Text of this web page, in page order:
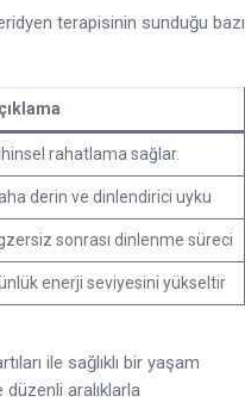
terapisinin sunduğu bazı
rahatlama sağlar.
derin ve dinlendirici uyku
sonrası dinlenme süreci
enerji seviyesini yükseltir
ile sağlıklı bir yaşam
düzenli aralıklarla